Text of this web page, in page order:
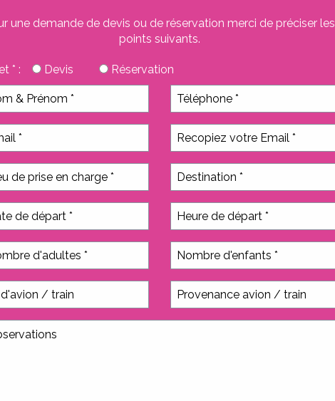
une demande de devis ou de réservation merci de préciser les
points suivants.
* : Devis Réservation